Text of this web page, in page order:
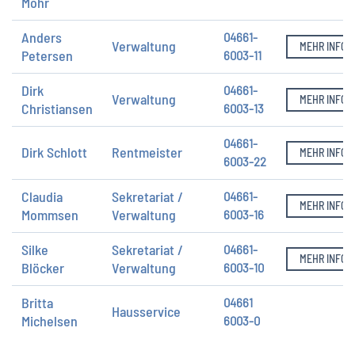
Anders
Petersen
Verwaltung
04661-
6003-11
MEHR INFOS
Dirk
Christiansen
Verwaltung
04661-
6003-13
MEHR INFOS
Dirk Schlott Rentmeister
04661-
6003-22
MEHR INFOS
Claudia
Mommsen
Sekretariat /
Verwaltung
04661-
6003-16
MEHR INFOS
Silke
Blöcker
Sekretariat /
Verwaltung
04661-
6003-10
MEHR INFOS
Britta
Michelsen
Hausservice
04661
6003-0